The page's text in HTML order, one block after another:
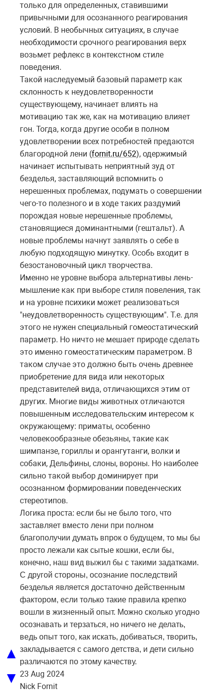
только для определенных, ставившими
привычными для осознанного реагирования
условий. В необычных ситуациях, в случае
необходимости срочного реагирования верх
возьмет рефлекс в контекстном стиле
поведения.
Такой наследуемый базовый параметр как
склонность к неудовлетворенности
существующему, начинает влиять на
мотивацию так же, как на мотивацию влияет
гон. Тогда, когда другие особи в полном
удовлетворении всех потребностей предаются
благородной лени (fornit.ru/652), одержимый
начинает испытывать неприятный зуд от
безделья, заставляющий вспомнить о
нерешенных проблемах, подумать о совершении
чего-то полезного и в ходе таких раздумий
порождая новые нерешенные проблемы,
становящиеся доминантными (гештальт). А
новые проблемы начнут заявлять о себе в
любую подходящую минутку. Особь входит в
безостановочный цикл творчества.
Именно не уровне выбора альтернативы лень-
мышление как при выборе стиля повеления, так
и на уровне психики может реализоваться
"неудовлетворенность существующим". Т.е. для
этого не нужен специальный гомеостатический
параметр. Но ничто не мешает природе сделать
это именно гомеостатическим параметром. В
таком случае это должно быть очень древнее
приобретение для вида или некоторых
представителей вида, отличающихся этим от
других. Многие виды животных отличаются
повышенным исследовательским интересом к
окружающему: приматы, особенно
человекообразные обезьяны, такие как
шимпанзе, гориллы и орангутанги, волки и
собаки, Дельфины, слоны, вороны. Но наиболее
сильно такой выбор доминирует при
осознанном формировании поведенческих
стереотипов.
Логика проста: если бы не было того, что
заставляет вместо лени при полном
благополучии думать впрок о будущем, то мы бы
просто лежали как сытые кошки, если бы,
конечно, наш вид выжил бы с такими задатками.
С другой стороны, осознание последствий
безделья является достаточно действенным
фактором, если только такие правила крепко
вошли в жизненный опыт. Можно сколько угодно
осознавать и терзаться, но ничего не делать,
ведь опыт того, как искать, добиваться, творить,
закладывается с самого детства, и дети сильно
различаются по этому качеству.
23 Aug 2024
Nick Fornit
▲
▼